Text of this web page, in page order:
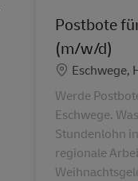
Postbote
(m/w/d)
Standort
Eschwege,
Werde
Eschwege.
Stundenlohn
regionale